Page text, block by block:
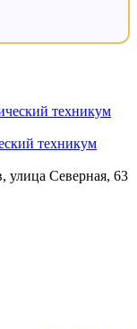
техникум
улица Северная, 63